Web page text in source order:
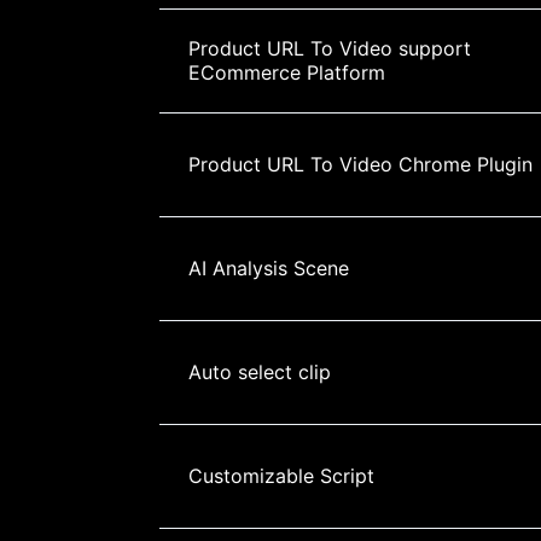
Product URL To Video support
ECommerce Platform
Product URL To Video Chrome Plugin
AI Analysis Scene
Auto select clip
Customizable Script